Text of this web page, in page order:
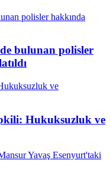
bulunan polisler
Hukuksuzluk ve